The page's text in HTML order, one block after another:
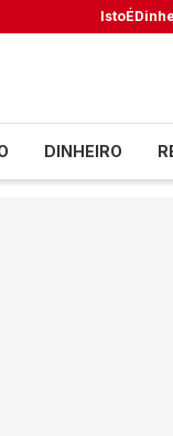
IstoÉ
DINHEIRO